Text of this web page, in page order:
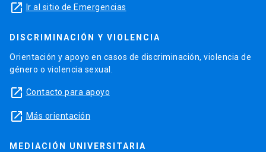
launch Ir al sitio de Emergencias
DISCRIMINACIÓN Y VIOLENCIA
Orientación y apoyo en casos de discriminación, violencia de
género o violencia sexual.
launch Contacto para apoyo
launch Más orientación
MEDIACIÓN UNIVERSITARIA